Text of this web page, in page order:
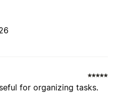
for organizing tasks.